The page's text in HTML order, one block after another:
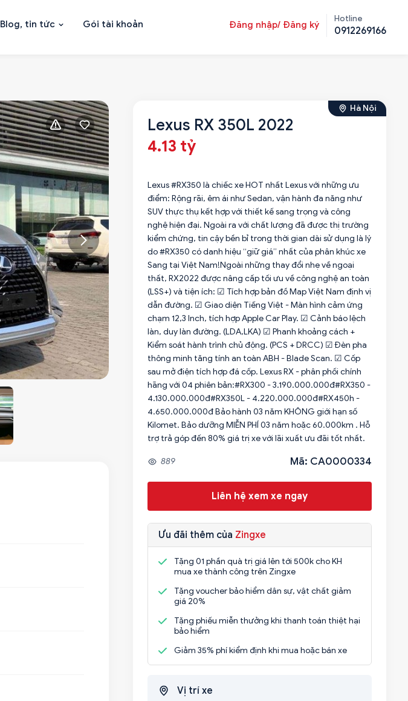
Blog, tin tức Gói tài khoản Đăng nhập/ Đăng ký
Hotline
0912269166
Hà Nội
Lexus RX 350L 2022
4.13 tỷ
Lexus #RX350 là chiếc xe HOT nhất Lexus với những ưu
điểm: Rộng rãi, êm ái như Sedan, vận hành đa năng như
SUV thực thụ kết hợp với thiết kế sang trọng và công
nghệ hiện đại. Ngoài ra với chất lượng đã được thị trường
kiểm chứng, tin cậy bền bỉ trong thời gian dài sử dụng là lý
do #RX350 có danh hiệu “giữ giá” nhất của phân khúc xe
Sang tại Việt Nam!Ngoài những thay đổi nhẹ về ngoại
thất, RX2022 được nâng cấp tối ưu về công nghệ an toàn
(LSS+) và tiện ích: ☑ Tích hợp bản đồ Map Việt Nam định vị
dẫn đường. ☑ Giao diện Tiếng Việt - Màn hình cảm ứng
chạm 12,3 Inch, tích hợp Apple Car Play. ☑ Cảnh báo lệch
làn, duy làn đường. (LDA,LKA) ☑ Phanh khoảng cách +
Kiểm soát hành trình chủ động. (PCS + DRCC) ☑ Đèn pha
thông minh tăng tính an toàn ABH - Blade Scan. ☑ Cốp
sau mở điện tích hợp đá cốp. Lexus RX - phân phối chính
hãng với 04 phiên bản:#RX300 - 3.190.000.000đ#RX350 -
4.130.000.000đ#RX350L - 4.220.000.000đ#RX450h -
4.650.000.000đ Bảo hành 03 năm KHÔNG giới hạn số
Kilomet. Bảo dưỡng MIỄN PHÍ 03 năm hoặc 60.000km . Hỗ
trợ trả góp đến 80% giá trị xe với lãi xuất ưu đãi tốt nhất.
889 Mã: CA0000334
Liên hệ xem xe ngay
Ưu đãi thêm của Zingxe
Tặng 01 phần quà trị giá lên tới 500k cho KH
mua xe thành công trên Zingxe
Tặng voucher bảo hiểm dân sự, vật chất giảm
giá 20%
Tặng phiếu miễn thưởng khi thanh toán thiệt hại
bảo hiểm
Giảm 35% phí kiểm định khi mua hoặc bán xe
Vị trí xe